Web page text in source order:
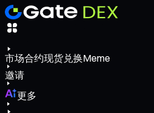
市场合约现货兑换Meme
邀请
更多